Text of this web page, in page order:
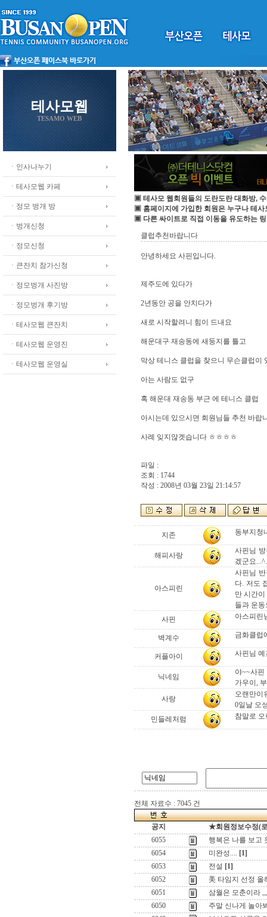
테사모웹
TESAMO WEB
ㆍ인사나누기
ㆍ테사모웹 카페
ㆍ정모 벙개 방
ㆍ벙개신청
ㆍ정모신청
ㆍ큰잔치 참가신청
ㆍ정모벙개 사진방
ㆍ정모벙개 후기방
ㆍ테사모웹 큰잔치
ㆍ테사모웹 운영진
ㆍ테사모웹 운영실
▣ 테사모 웹회원들의 도란도란 대화방,
▣ 홈페이지에 가입한 회원은 누구나 테사
▣ 다른 싸이트로 직접 이동을 유도하는
클럽추천바랍니다
안녕하세요 사핀입니다.
제주도에 있다가
2년동안 공을 안치다가
새로 시작할려니 힘이 드내요
해운대구 재송동에 새둥지를 틀고
막상 테니스 클럽을 찾으니 무슨클럽이
아는 사람도 없구
혹 해운대 재송동 부근 에 테니스 클럽
아시는데 있으시면 회원님들 추천 바랍
사례 잊지않겟습니다 ㅎㅎㅎㅎ
파일 :
조회 : 1744
작성 : 2008년 03월 23일 21:14:57
지존 동부지청
해피사랑
사핀님
겠군요
아스피린
사핀님
다. 저도
만 시간
들과 운
사핀
아스피린
벽계수 금화클럽
커플아이 사핀님 예
닉네임
야~~사
가우이,
사랑
오랜만이
0일날 오
민들레처럼
참말로
전체 자료수 : 7045 건
공지
★회원정보수정(
6055
행복은 나를 보고
6054
미완성.... [1]
6053
전설 [1]
6052
美 타임지 선정 올
6051
삼월은 모춘이라 ,,,
6050
주말 신나게 놀아